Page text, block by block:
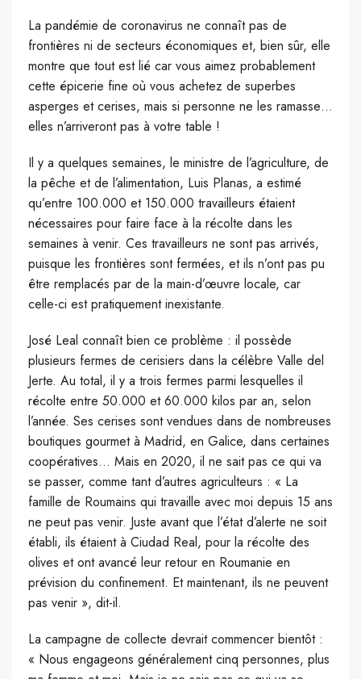
La pandémie de coronavirus ne connaît pas de
frontières ni de secteurs économiques et, bien sûr, elle
montre que tout est lié car vous aimez probablement
cette épicerie fine où vous achetez de superbes
asperges et cerises, mais si personne ne les ramasse…
elles n’arriveront pas à votre table !
Il y a quelques semaines, le ministre de l’agriculture, de
la pêche et de l’alimentation, Luis Planas, a estimé
qu’entre 100.000 et 150.000 travailleurs étaient
nécessaires pour faire face à la récolte dans les
semaines à venir. Ces travailleurs ne sont pas arrivés,
puisque les frontières sont fermées, et ils n’ont pas pu
être remplacés par de la main-d’œuvre locale, car
celle-ci est pratiquement inexistante.
José Leal connaît bien ce problème : il possède
plusieurs fermes de cerisiers dans la célèbre Valle del
Jerte. Au total, il y a trois fermes parmi lesquelles il
récolte entre 50.000 et 60.000 kilos par an, selon
l’année. Ses cerises sont vendues dans de nombreuses
boutiques gourmet à Madrid, en Galice, dans certaines
coopératives… Mais en 2020, il ne sait pas ce qui va
se passer, comme tant d’autres agriculteurs : « La
famille de Roumains qui travaille avec moi depuis 15 ans
ne peut pas venir. Juste avant que l’état d’alerte ne soit
établi, ils étaient à Ciudad Real, pour la récolte des
olives et ont avancé leur retour en Roumanie en
prévision du confinement. Et maintenant, ils ne peuvent
pas venir », dit-il.
La campagne de collecte devrait commencer bientôt :
« Nous engageons généralement cinq personnes, plus